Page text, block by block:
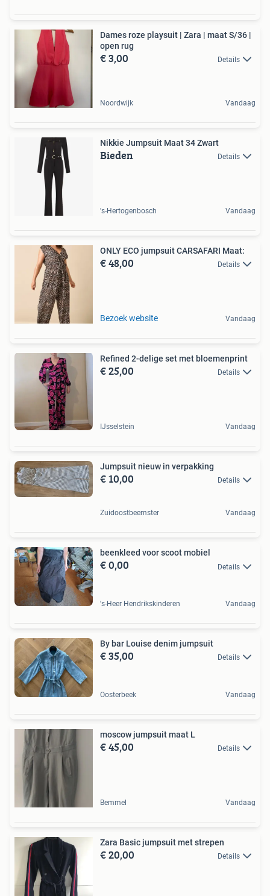
Dames roze playsuit | Zara | maat S/36 |
open rug
€ 3,00 Details
Noordwijk Vandaag
Nikkie Jumpsuit Maat 34 Zwart
Bieden Details
's-Hertogenbosch Vandaag
ONLY ECO jumpsuit CARSAFARI Maat:
€ 48,00 Details
Bezoek website Vandaag
Refined 2-delige set met bloemenprint
€ 25,00 Details
IJsselstein Vandaag
Jumpsuit nieuw in verpakking
€ 10,00 Details
Zuidoostbeemster Vandaag
beenkleed voor scoot mobiel
€ 0,00 Details
's-Heer Hendrikskinderen Vandaag
By bar Louise denim jumpsuit
€ 35,00 Details
Oosterbeek Vandaag
moscow jumpsuit maat L
€ 45,00 Details
Bemmel Vandaag
Zara Basic jumpsuit met strepen
€ 20,00 Details